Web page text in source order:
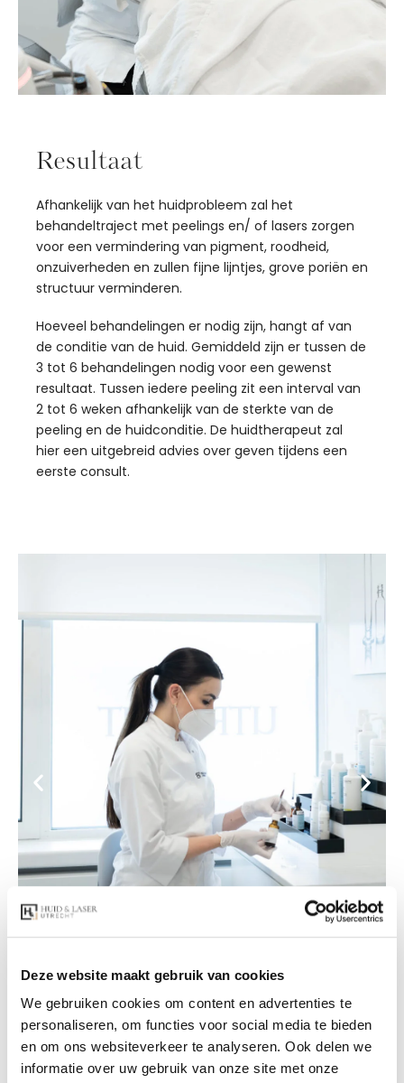
Deze website maakt gebruik van cookies
We gebruiken cookies om content en advertenties te
personaliseren, om functies voor social media te bieden
en om ons websiteverkeer te analyseren. Ook delen we
informatie over uw gebruik van onze site met onze
Resultaat
Afhankelijk van het huidprobleem zal het
behandeltraject met peelings en/ of lasers zorgen
voor een vermindering van pigment, roodheid,
onzuiverheden en zullen fijne lijntjes, grove poriën en
structuur verminderen.
Hoeveel behandelingen er nodig zijn, hangt af van
de conditie van de huid. Gemiddeld zijn er tussen de
3 tot 6 behandelingen nodig voor een gewenst
resultaat. Tussen iedere peeling zit een interval van
2 tot 6 weken afhankelijk van de sterkte van de
peeling en de huidconditie. De huidtherapeut zal
hier een uitgebreid advies over geven tijdens een
eerste consult.